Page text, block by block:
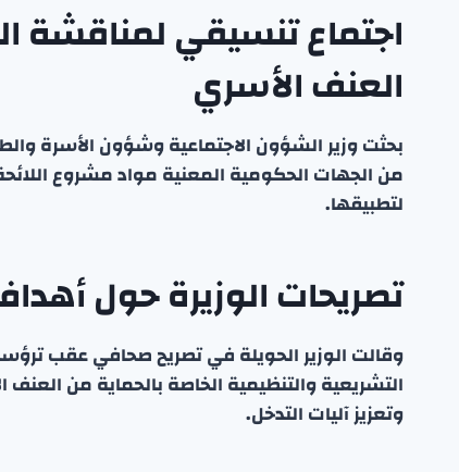
اجتماع تنسيقي لمناقشة
العنف الأسري
بحثت وزير الشؤون الاجتماعية وشؤون الأسرة
من الجهات الحكومية المعنية مواد مشروع
لتطبيقها.
تصريحات الوزيرة حول
وقالت الوزير الحويلة في تصريح صحافي عقب
التشريعية والتنظيمية الخاصة بالحماية من
وتعزيز آليات التدخل.